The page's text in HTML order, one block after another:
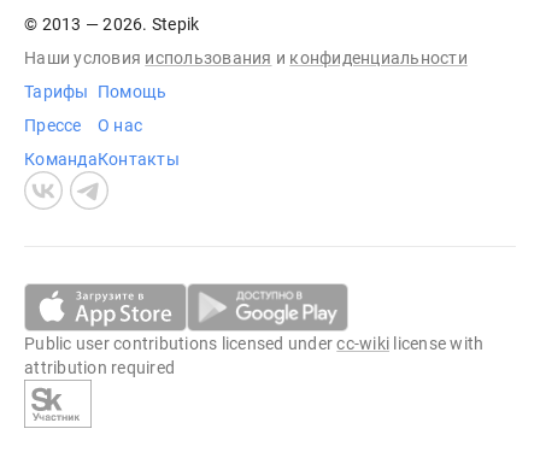
© 2013 — 2026. Stepik
Наши условия использования и конфиденциальности
Тарифы
Прессе
Команда
Помощь
О нас
Контакты
Public user contributions licensed undercc-wiki license with
attribution required